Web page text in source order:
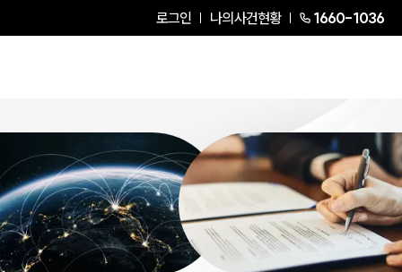
로그인 나의사건현황 1660-1036